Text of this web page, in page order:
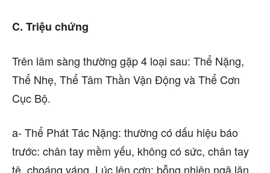
C. Triệu chứng
Trên lâm sàng thường gặp 4 loại sau: Thể Nặng,
Thể Nhẹ, Thể Tâm Thần Vận Động và Thể Cơn
Cục Bộ.
a- Thể Phát Tác Nặng: thường có dấu hiệu báo
trước: chân tay mềm yếu, không có sức, chân tay
tê, choáng váng. Lúc lên cơn: bỗng nhiên ngã lăn